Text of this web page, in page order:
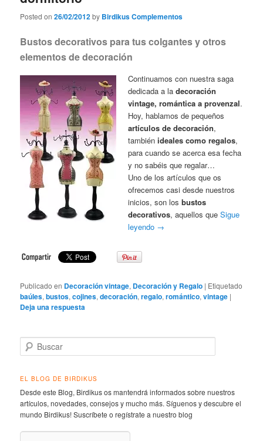
Posted on26/02/2012by Birdikus Complementos
Bustos decorativos para tus colgantes y otros
elementos de decoración
Continuamos con nuestra saga
dedicada a ladecoración
vintage, romántica a provenzal.
Hoy, hablamos de pequeños
artículos de decoración,
tambiénideales como regalos,
para cuando se acerca esa fecha
y no sabéis que regalar…
Uno de los artículos que os
ofrecemos casi desde nuestros
inicios, son losbustos
decorativos, aquellos queSigue
leyendo →
Publicado en Decoración vintage, Decoración y Regalo | Etiquetado
baúles,bustos,cojines,decoración,regalo,romántico,vintage |
Deja una respuesta
Buscar
EL BLOG DE BIRDIKUS
Desde este Blog, Birdikus os mantendrá informados sobre nuestros
artículos, novedades, consejos y mucho más. Síguenos y descubre el
mundo Birdikus! Suscríbete o regístrate a nuestro blog